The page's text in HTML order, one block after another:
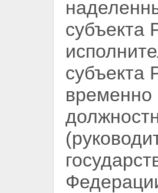
субъекта
субъекта